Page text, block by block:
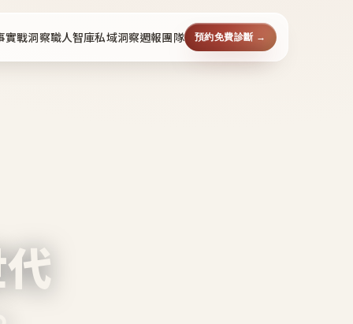
實戰洞察職人智庫私域洞察週報團隊 預約免費診斷 →